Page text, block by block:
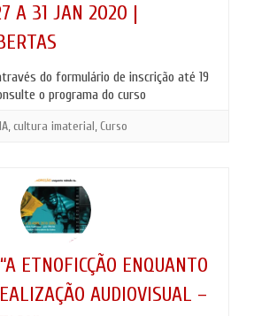
A 31 JAN 2020 |
do formulário de inscrição até 19
o programa do curso
,cultura imaterial,Curso
ETNOFICÇÃO ENQUANTO
AUDIOVISUAL –